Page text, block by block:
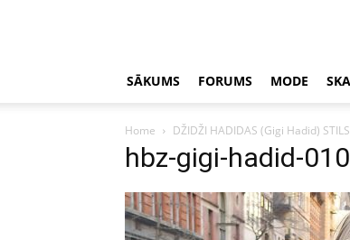
SĀKUMS FORUMS MODE
Home DŽIDŽI HADIDAS (Gigi Hadid) STILS
hbz-gigi-hadid-